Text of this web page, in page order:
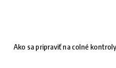
Ako sa pripraviť na colné